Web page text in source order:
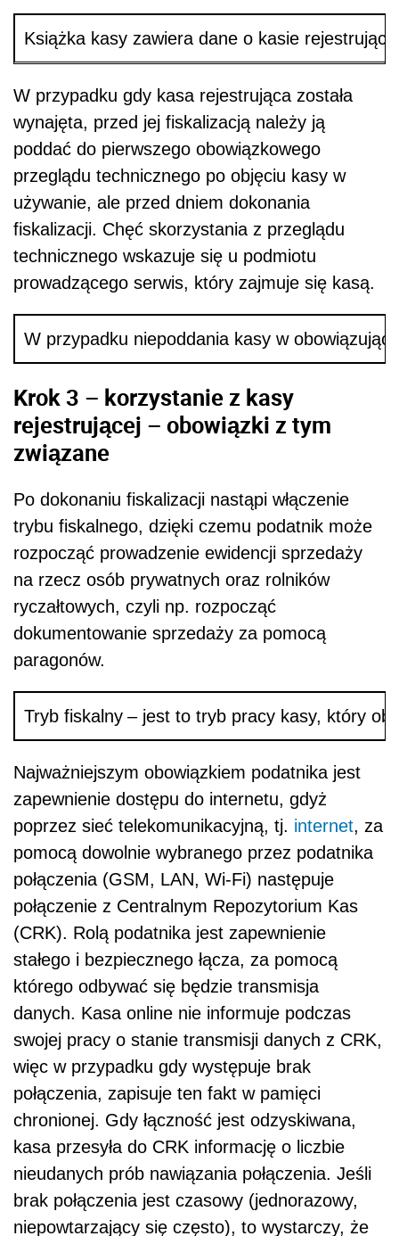
Książka kasy zawiera dane o kasie
W przypadku gdy kasa rejestrująca została
wynajęta, przed jej fiskalizacją należy ją
poddać do pierwszego obowiązkowego
przeglądu technicznego po objęciu kasy w
używanie, ale przed dniem dokonania
fiskalizacji. Chęć skorzystania z przeglądu
technicznego wskazuje się u podmiotu
prowadzącego serwis, który zajmuje się kasą.
W przypadku niepoddania kasy w
Krok 3 – korzystanie z kasy
rejestrującej – obowiązki z tym
związane
Po dokonaniu fiskalizacji nastąpi włączenie
trybu fiskalnego, dzięki czemu podatnik może
rozpocząć prowadzenie ewidencji sprzedaży
na rzecz osób prywatnych oraz rolników
ryczałtowych, czyli np. rozpocząć
dokumentowanie sprzedaży za pomocą
paragonów.
Tryb fiskalny – jest to tryb pracy kasy, który
Najważniejszym obowiązkiem podatnika jest
zapewnienie dostępu do internetu, gdyż
poprzez sieć telekomunikacyjną, tj. internet, za
pomocą dowolnie wybranego przez podatnika
połączenia (GSM, LAN, Wi-Fi) następuje
połączenie z Centralnym Repozytorium Kas
(CRK). Rolą podatnika jest zapewnienie
stałego i bezpiecznego łącza, za pomocą
którego odbywać się będzie transmisja
danych. Kasa online nie informuje podczas
swojej pracy o stanie transmisji danych z CRK,
więc w przypadku gdy występuje brak
połączenia, zapisuje ten fakt w pamięci
chronionej. Gdy łączność jest odzyskiwana,
kasa przesyła do CRK informację o liczbie
nieudanych prób nawiązania połączenia. Jeśli
brak połączenia jest czasowy (jednorazowy,
niepowtarzający się często), to wystarczy, że